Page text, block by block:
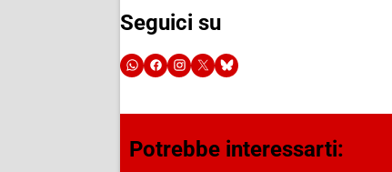
Seguici su
Potrebbe interessarti: